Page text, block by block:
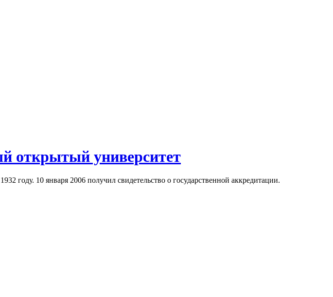
открытый университет
году. 10 января 2006 получил свидетельство о государственной аккредитации.